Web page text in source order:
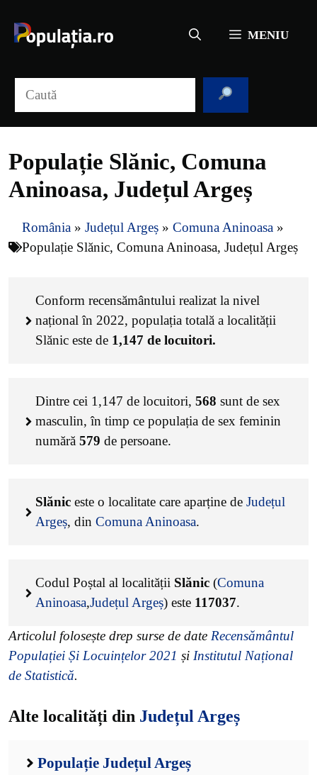
conținut
MENIU
Populație Slănic, Comuna
Aninoasa, Județul Argeș
România » Județul Argeș » Comuna Aninoasa »
Populație Slănic, Comuna Aninoasa, Județul Argeș
Conform recensământului realizat la nivel
național în 2022, populația totală a localității
Slănic este de 1,147 de locuitori.
Dintre cei 1,147 de locuitori, 568 sunt de sex
masculin, în timp ce populația de sex feminin
numără 579 de persoane.
Slănic este o localitate care aparține de Județul
Argeș, din Comuna Aninoasa.
Codul Poștal al localității Slănic (Comuna
Aninoasa,Județul Argeș) este 117037.
Articolul folosește drep surse de date Recensământul
Populației Și Locuințelor 2021 și Institutul Național
de Statistică.
Alte localități din Județul Argeș
Populație Județul Argeș